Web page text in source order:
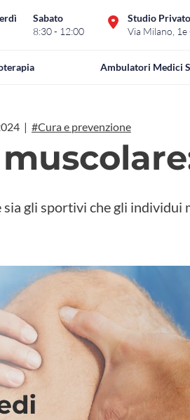
Sabato
8:30 - 12:00
Studio
Via Milano, 1e
Ambulatori Medici
| #Cura e prevenzione
gli sportivi che gli individui